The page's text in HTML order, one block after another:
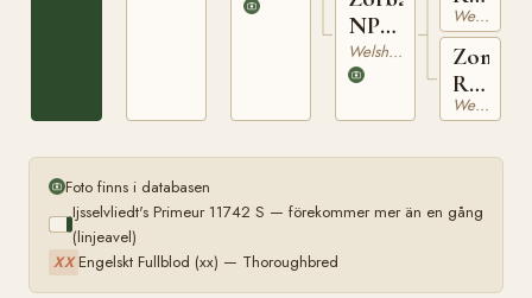
NPA
3362Welshponny
75Welshponny
Zonetta
RW
781Welshponny
Foto finns i databasen
Ijsselvliedt's Primeur 11742 S — förekommer mer än en gång
(linjeavel)
XX Engelskt Fullblod (xx) — Thoroughbred